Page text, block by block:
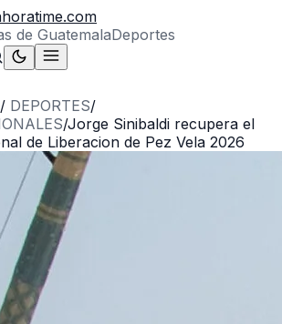
de GuatemalaDeportes
/ DEPORTES/
/Jorge Sinibaldi recupera el
de Liberacion de Pez Vela 2026